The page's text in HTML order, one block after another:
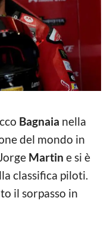
Bagnaia nella
del mondo in
Martin e si è
classifica piloti.
il sorpasso in